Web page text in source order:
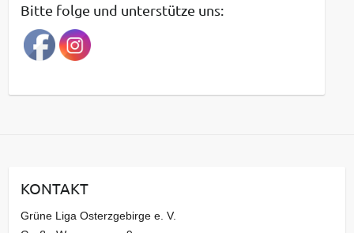
r
a
g
a
v
Bitte folge und unterstütze uns:
KONTAKT
Grüne Liga Osterzgebirge e. V.